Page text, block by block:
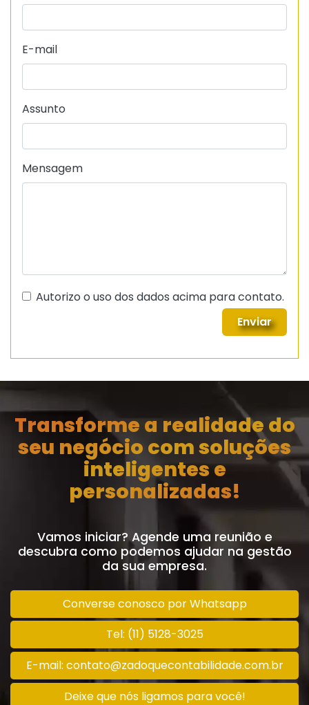
E-mail
Assunto
Mensagem
Autorizo o uso dos dados acima para contato.
Enviar
Transforme a realidade do
seu negócio com soluções
inteligentes e
personalizadas!
Vamos iniciar? Agende uma reunião e
descubra como podemos ajudar na gestão
da sua empresa.
Converse conosco por Whatsapp
Tel: (11) 5128-3025
E-mail: contato@zadoquecontabilidade.com.br
Deixe que nós ligamos para você!